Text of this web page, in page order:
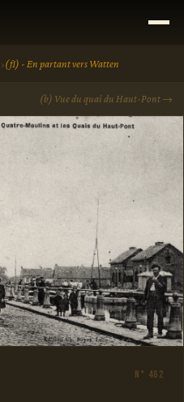
›(f1) - En partant vers Watten
(b) Vue du quai du Haut-Pont →
N° 462